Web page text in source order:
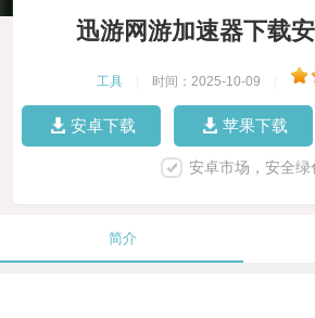
迅游网游加速器下载
工具 时间：2025-10-09
安卓下载 苹果下载
安卓市场，安全绿
简介